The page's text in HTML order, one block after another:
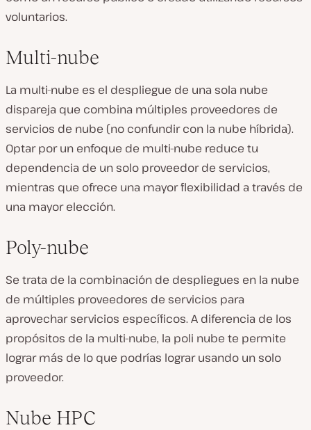
voluntarios.
Multi-nube
La multi-nube es el despliegue de una sola nube
dispareja que combina múltiples proveedores de
servicios de nube (no confundir con la nube híbrida).
Optar por un enfoque de multi-nube reduce tu
dependencia de un solo proveedor de servicios,
mientras que ofrece una mayor flexibilidad a través de
una mayor elección.
Poly-nube
Se trata de la combinación de despliegues en la nube
de múltiples proveedores de servicios para
aprovechar servicios específicos. A diferencia de los
propósitos de la multi-nube, la poli nube te permite
lograr más de lo que podrías lograr usando un solo
proveedor.
Nube HPC